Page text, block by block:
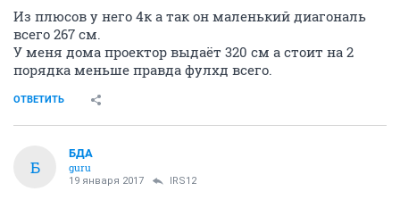
Из плюсов у него 4к а так он маленький диагональ
всего 267 см.
У меня дома проектор выдаёт 320 см а стоит на 2
порядка меньше правда фулхд всего.
ОТВЕТИТЬ
Б
БДА
guru
19 января 2017 IRS12